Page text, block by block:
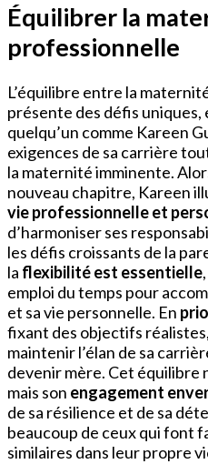
Équilibrer la
professionnelle
L’équilibre entre la
présente des défis
quelqu’un comme Kareen
exigences de sa carrière
la maternité imminente.
nouveau chapitre, Kareen
vie professionnelle et
d’harmoniser ses
les défis croissants de la
la flexibilité est essentielle
emploi du temps pour
et sa vie personnelle. En
fixant des objectifs
maintenir l’élan de sa
devenir mère. Cet équilibre
mais son engagement
de sa résilience et de sa
beaucoup de ceux qui font
similaires dans leur propre